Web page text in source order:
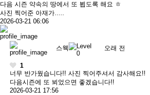
다음 시즌 약속의 땅에서 또 뵙도록 해요 ㅎ
사진 찍어준 아재가.....
2026-03-21 06:06
스웩 오래 전
1
너무 반가웠습니다!! 사진 찍어주셔서 감사해요!!
다음시즌에 또 뵈었으면 좋겠습니다!!
2026-03-21 17:56